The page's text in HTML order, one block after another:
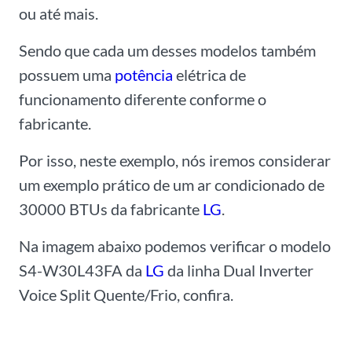
ou até mais.
Sendo que cada um desses modelos também
possuem uma potência elétrica de
funcionamento diferente conforme o
fabricante.
Por isso, neste exemplo, nós iremos considerar
um exemplo prático de um ar condicionado de
30000 BTUs da fabricante LG.
Na imagem abaixo podemos verificar o modelo
S4-W30L43FA da LG da linha Dual Inverter
Voice Split Quente/Frio, confira.